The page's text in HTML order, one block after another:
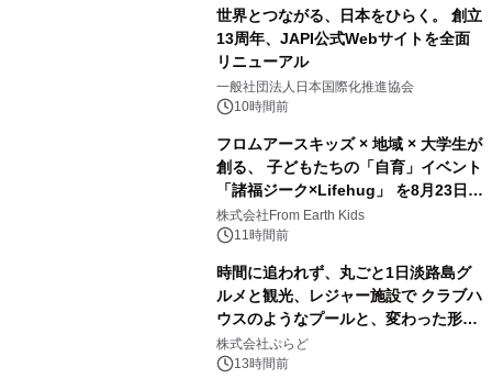
世界とつながる、日本をひらく。 創立
13周年、JAPI公式Webサイトを全面
リニューアル
一般社団法人日本国際化推進協会
10時間前
フロムアースキッズ × 地域 × 大学生が
創る、 子どもたちの「自育」イベント
「諸福ジーク×Lifehug」 を8月23日
(日)開催
株式会社From Earth Kids
11時間前
時間に追われず、丸ごと1日淡路島グ
ルメと観光、レジャー施設で クラブハ
ウスのようなプールと、変わった形の
サウナも 「THE BOXY AWAJI」のお
得な素泊まり連泊プランで
株式会社ぷらど
13時間前